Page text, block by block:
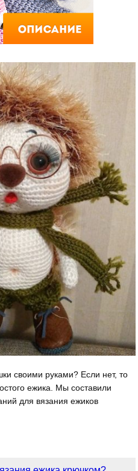
своими руками? Если нет, то
ежика. Мы составили
для вязания ежиков